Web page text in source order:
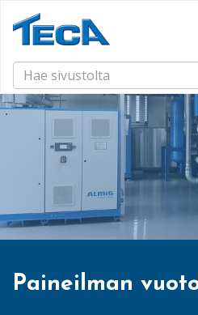
Paineilman